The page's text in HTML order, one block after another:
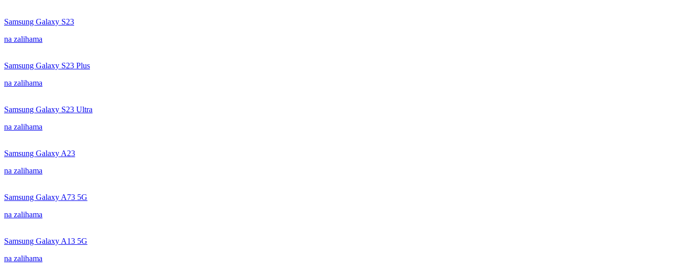
Samsung Galaxy S23
na zalihama
Samsung Galaxy S23 Plus
na zalihama
Samsung Galaxy S23 Ultra
na zalihama
Samsung Galaxy A23
na zalihama
Samsung Galaxy A73 5G
na zalihama
Samsung Galaxy A13 5G
na zalihama